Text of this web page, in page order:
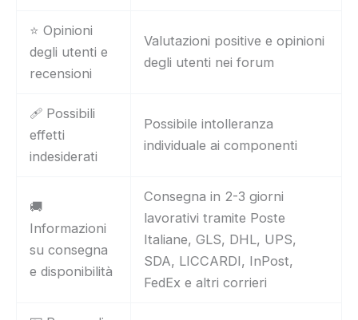
⭐ Opinioni
degli utenti e
recensioni
Valutazioni positive e opinioni
degli utenti nei forum
🩹 Possibili
effetti
indesiderati
Possibile intolleranza
individuale ai componenti
🚚
Informazioni
su consegna
e disponibilità
Consegna in 2-3 giorni
lavorativi tramite Poste
Italiane, GLS, DHL, UPS,
SDA, LICCARDI, InPost,
FedEx e altri corrieri